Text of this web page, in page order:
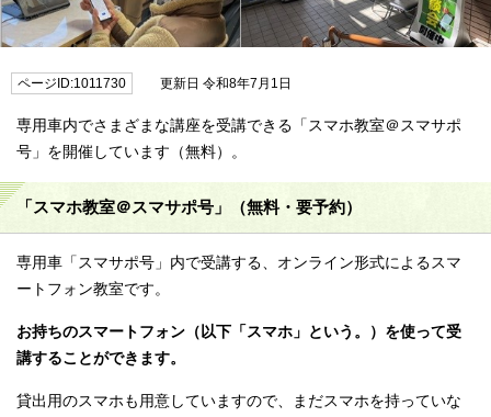
ページID:1011730 更新日 令和8年7月1日
専用車内でさまざまな講座を受講できる「スマホ教室＠スマサポ
号」を開催しています（無料）。
「スマホ教室＠スマサポ号」（無料・要予約）
専用車「スマサポ号」内で受講する、オンライン形式によるスマ
ートフォン教室です。
お持ちのスマートフォン（以下「スマホ」という。）を使って受
講することができます。
貸出用のスマホも用意していますので、まだスマホを持っていな